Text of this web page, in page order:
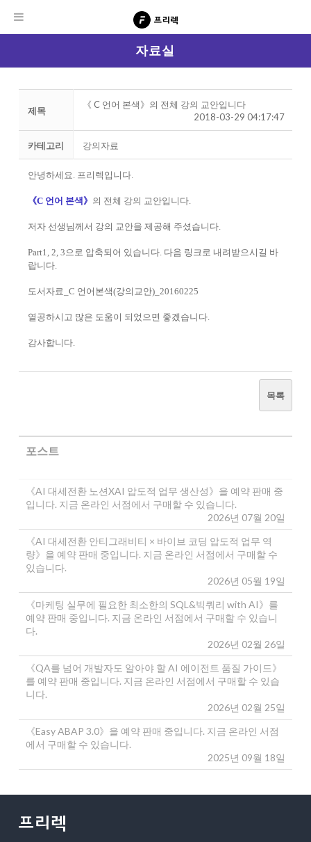
자료실
제목
《 C 언어 본색》의 전체 강의 교안입니다
2018-03-29 04:17:47
카테고리 강의자료
안녕하세요. 프리렉입니다.
《C 언어 본색》 의 전체 강의 교안입니다.
저자 선생님께서 강의 교안을 제공해 주셨습니다.
Part1, 2, 3으로 압축되어 있습니다. 다음 링크로 내려받으시길 바
랍니다.
도서자료_C 언어본색(강의교안)_20160225
열공하시고 많은 도움이 되었으면 좋겠습니다.
감사합니다.
목록
포스트
《AI 대세전환 노션XAI 압도적 업무 생산성》을 예약 판매 중
입니다. 지금 온라인 서점에서 구매할 수 있습니다.
2026년 07월 20일
《AI 대세전환 안티그래비티 × 바이브 코딩 압도적 업무 역
량》을 예약 판매 중입니다. 지금 온라인 서점에서 구매할 수
있습니다.
2026년 05월 19일
《마케팅 실무에 필요한 최소한의 SQL&빅쿼리 with AI》를
예약 판매 중입니다. 지금 온라인 서점에서 구매할 수 있습니
다.
2026년 02월 26일
《QA를 넘어 개발자도 알아야 할 AI 에이전트 품질 가이드》
를 예약 판매 중입니다. 지금 온라인 서점에서 구매할 수 있습
니다.
2026년 02월 25일
《Easy ABAP 3.0》을 예약 판매 중입니다. 지금 온라인 서점
에서 구매할 수 있습니다.
2025년 09월 18일